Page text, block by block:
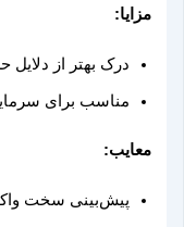
مزایا:
درک بهتر از دلایل
مناسب برای
معایب:
پیش‌بینی سخت